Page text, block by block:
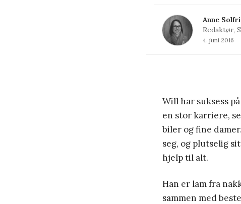
Anne
Redaktør,
4. juni 2016
Will har suksess
en stor karriere,
biler og fine
seg, og plutselig
hjelp til alt.
Han er lam fra
sammen med